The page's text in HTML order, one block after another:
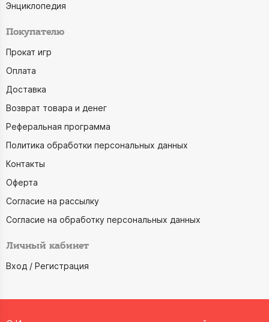
Энциклопедия
Покупателю
Прокат игр
Оплата
Доставка
Возврат товара и денег
Реферальная программа
Политика обработки персональных данных
Контакты
Оферта
Согласие на рассылку
Согласие на обработку персональных данных
Личный кабинет
Вход / Регистрация